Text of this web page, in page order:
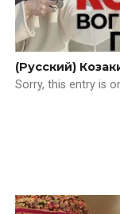
(Русский)
Sorry, this entry is